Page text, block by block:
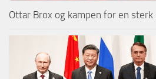
Ottar Brox og kampen for en